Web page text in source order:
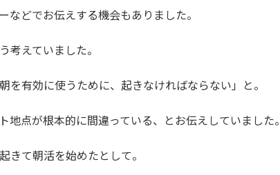
などでお伝えする機会もありました。
考えていました。
を有効に使うために、起きなければならない」と。
地点が根本的に間違っている、とお伝えしていました。
きて朝活を始めたとして。